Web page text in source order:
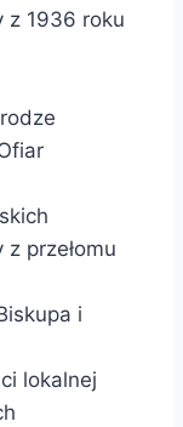
z 1936 roku
przełomu
i
lokalnej